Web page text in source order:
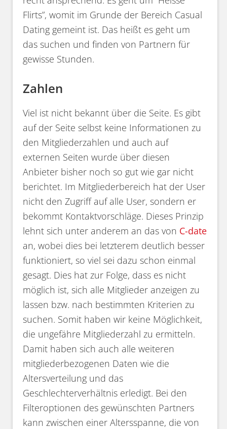
Flirts”, womit im Grunde der Bereich Casual
Dating gemeint ist. Das heißt es geht um
das suchen und finden von Partnern für
gewisse Stunden.
Zahlen
Viel ist nicht bekannt über die Seite. Es gibt
auf der Seite selbst keine Informationen zu
den Mitgliederzahlen und auch auf
externen Seiten wurde über diesen
Anbieter bisher noch so gut wie gar nicht
berichtet. Im Mitgliederbereich hat der User
nicht den Zugriff auf alle User, sondern er
bekommt Kontaktvorschläge. Dieses Prinzip
lehnt sich unter anderem an das von C-date
an, wobei dies bei letzterem deutlich besser
funktioniert, so viel sei dazu schon einmal
gesagt. Dies hat zur Folge, dass es nicht
möglich ist, sich alle Mitglieder anzeigen zu
lassen bzw. nach bestimmten Kriterien zu
suchen. Somit haben wir keine Möglichkeit,
die ungefähre Mitgliederzahl zu ermitteln.
Damit haben sich auch alle weiteren
mitgliederbezogenen Daten wie die
Altersverteilung und das
Geschlechterverhältnis erledigt. Bei den
Filteroptionen des gewünschten Partners
kann zwischen einer Altersspanne, die von